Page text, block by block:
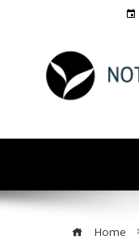
Home